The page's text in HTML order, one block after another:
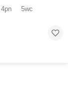
4pn
5wc